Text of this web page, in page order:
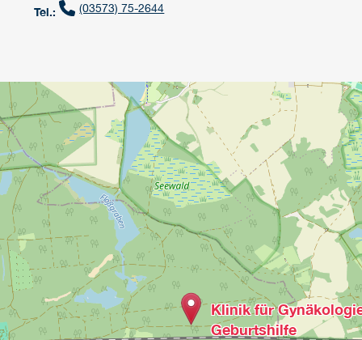
Tel.: (03573) 75-2644
Klinik für
Geburtshilfe